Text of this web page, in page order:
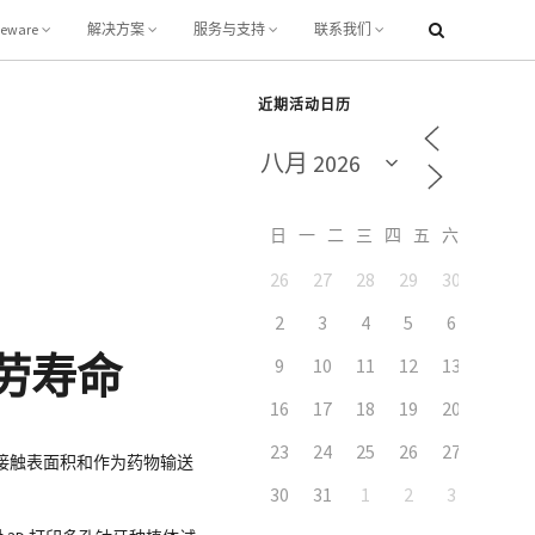
解决方案 服务与支持 联系我们
寿命
触表面积和作为药物输送
近期活动日历
日 一 二 三 四 五
26 27 28 29 30
2
3 4 5 6
9
10 11 12 13
16
17 18 19 20
23
24 25 26 27
30
31 1 2 3